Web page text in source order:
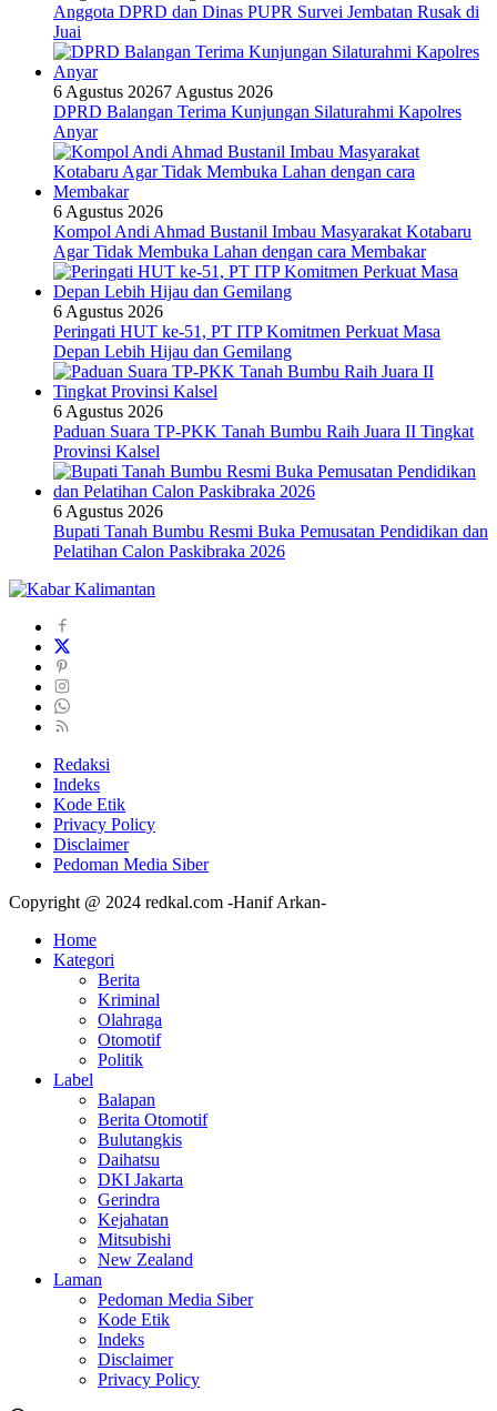
Anggota DPRD dan Dinas PUPR Survei Jembatan Rusak di
Juai
6 Agustus 20267 Agustus 2026
DPRD Balangan Terima Kunjungan Silaturahmi Kapolres
Anyar
6 Agustus 2026
Kompol Andi Ahmad Bustanil Imbau Masyarakat Kotabaru
Agar Tidak Membuka Lahan dengan cara Membakar
6 Agustus 2026
Peringati HUT ke-51, PT ITP Komitmen Perkuat Masa
Depan Lebih Hijau dan Gemilang
6 Agustus 2026
Paduan Suara TP-PKK Tanah Bumbu Raih Juara II Tingkat
Provinsi Kalsel
6 Agustus 2026
Bupati Tanah Bumbu Resmi Buka Pemusatan Pendidikan dan
Pelatihan Calon Paskibraka 2026
Redaksi
Indeks
Kode Etik
Privacy Policy
Disclaimer
Pedoman Media Siber
Copyright @ 2024 redkal.com -Hanif Arkan-
Home
Kategori
Berita
Kriminal
Olahraga
Otomotif
Politik
Label
Balapan
Berita Otomotif
Bulutangkis
Daihatsu
DKI Jakarta
Gerindra
Kejahatan
Mitsubishi
New Zealand
Laman
Pedoman Media Siber
Kode Etik
Indeks
Disclaimer
Privacy Policy